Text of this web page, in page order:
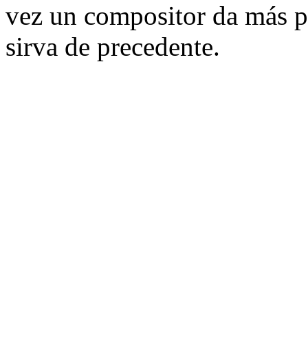
vez un compositor da más
sirva de precedente.